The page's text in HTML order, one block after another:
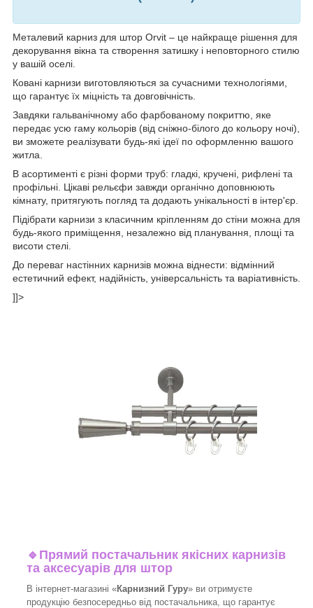
Металевий карниз для штор Orvit – це найкраще рішення для
декорування вікна та створення затишку і неповторного стилю
у вашій оселі.
Ковані карнизи виготовляються за сучасними технологіями,
що гарантує їх міцність та довговічність.
Завдяки гальванічному або фарбованому покриттю, яке
передає усю гаму кольорів (від сніжно-білого до кольору ночі),
ви зможете реалізувати будь-які ідеї по оформленню вашого
житла.
В асортименті є різні форми труб: гладкі, кручені, рифлені та
профільні. Цікаві рельєфи завжди органічно доповнюють
кімнату, притягують погляд та додають унікальності в інтер'єр.
Підібрати карнизи з класичним кріпленням до стіни можна для
будь-якого приміщення, незалежно від планування, площі та
висоти стелі.
До переваг настінних карнизів можна віднести: відмінний
естетичний ефект, надійність, універсальність та варіативність.
]]>
🔹 Прямий постачальник якісних карнизів
та аксесуарів для штор
В інтернет-магазині «Карнизний Гуру» ви отримуєте
продукцію безпосередньо від постачальника, що гарантує